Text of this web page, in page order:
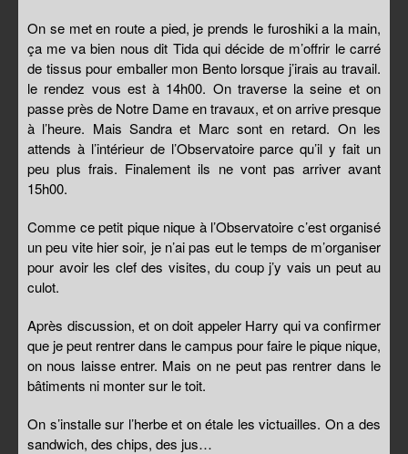
On se met en route a pied, je prends le furoshiki a la main,
ça me va bien nous dit Tida qui décide de m’offrir le carré
de tissus pour emballer mon Bento lorsque j’irais au travail.
le rendez vous est à 14h00. On traverse la seine et on
passe près de Notre Dame en travaux, et on arrive presque
à l’heure. Mais Sandra et Marc sont en retard. On les
attends à l’intérieur de l’Observatoire parce qu’il y fait un
peu plus frais. Finalement ils ne vont pas arriver avant
15h00.
Comme ce petit pique nique à l’Observatoire c’est organisé
un peu vite hier soir, je n’ai pas eut le temps de m’organiser
pour avoir les clef des visites, du coup j’y vais un peut au
culot.
Après discussion, et on doit appeler Harry qui va confirmer
que je peut rentrer dans le campus pour faire le pique nique,
on nous laisse entrer. Mais on ne peut pas rentrer dans le
bâtiments ni monter sur le toit.
On s’installe sur l’herbe et on étale les victuailles. On a des
sandwich, des chips, des jus…